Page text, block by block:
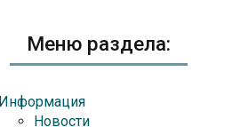
Меню раздела:
Информация
Новости